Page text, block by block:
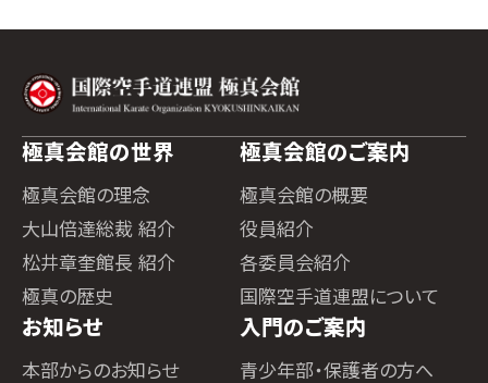
極真会館の世界
極真会館の理念
大山倍達総裁 紹介
松井章奎館長 紹介
極真の歴史
極真会館のご案内
極真会館の概要
役員紹介
各委員会紹介
国際空手道連盟について
お知らせ
本部からのお知らせ
入門のご案内
青少年部・保護者の方へ